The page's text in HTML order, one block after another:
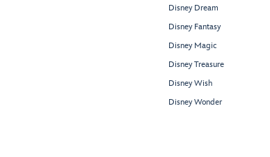
Disney Dream
Disney Fantasy
Disney Magic
Disney Treasure
Disney Wish
Disney Wonder